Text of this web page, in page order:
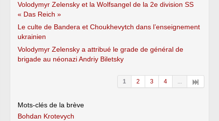
Volodymyr Zelensky et la Wolfsangel de la 2e division SS
« Das Reich »
Le culte de Bandera et Choukhevytch dans l’enseignement
ukrainien
Volodymyr Zelensky a attribué le grade de général de
brigade au néonazi Andriy Biletsky
1 2 3 4 ...
Mots-clés de la brève
Bohdan Krotevych